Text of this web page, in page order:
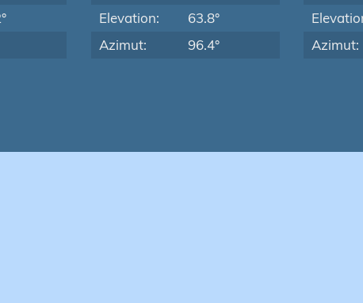
Elevation:
63.8°
Azimut:
96.4°
Azimut: